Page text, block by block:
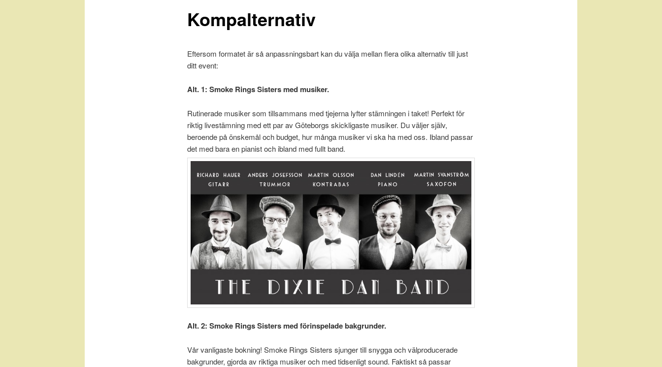
Kompalternativ
Eftersom formatet är så anpassningsbart kan du välja mellan flera olika alternativ till just
ditt event:
Alt. 1: Smoke Rings Sisters med musiker.
Rutinerade musiker som tillsammans med tjejerna lyfter stämningen i taket! Perfekt för
riktig livestämning med ett par av Göteborgs skickligaste musiker. Du väljer själv,
beroende på önskemål och budget, hur många musiker vi ska ha med oss. Ibland passar
det med bara en pianist och ibland med fullt band.
Alt. 2: Smoke Rings Sisters med förinspelade bakgrunder.
Vår vanligaste bokning! Smoke Rings Sisters sjunger till snygga och välproducerade
bakgrunder, gjorda av riktiga musiker och med tidsenligt sound. Faktiskt så passar